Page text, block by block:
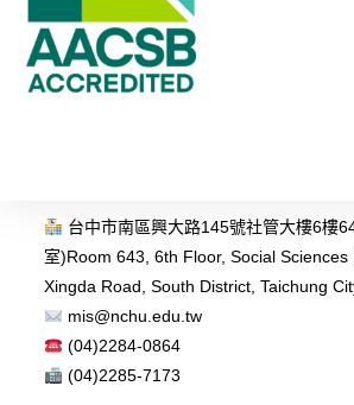
台中市南區興大路145號社管大樓6樓
室)Room 643, 6th Floor, Social Sciences
Xingda Road, South District, Taichung
mis@nchu.edu.tw
(04)2284-0864
(04)2285-7173